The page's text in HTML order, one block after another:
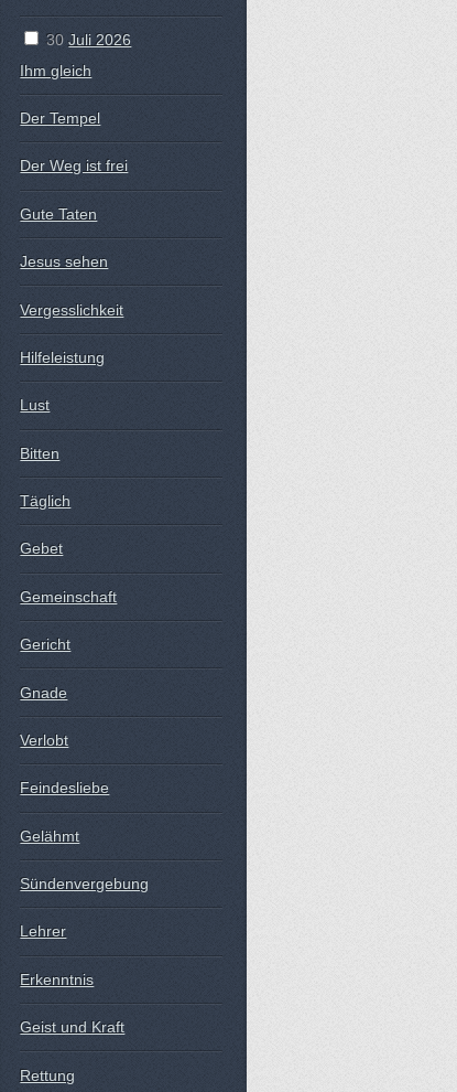
30 Juli 2026
Ihm gleich
Der Tempel
Der Weg ist frei
Gute Taten
Jesus sehen
Vergesslichkeit
Hilfeleistung
Lust
Bitten
Täglich
Gebet
Gemeinschaft
Gericht
Gnade
Verlobt
Feindesliebe
Gelähmt
Sündenvergebung
Lehrer
Erkenntnis
Geist und Kraft
Rettung